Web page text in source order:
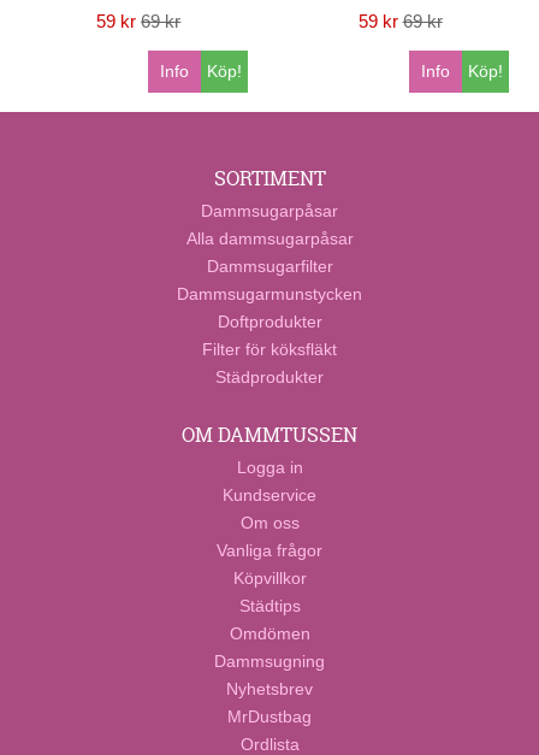
59 kr 69 kr
Köp!
Info
59 kr 69 kr
Köp!
Info
SORTIMENT
Dammsugarpåsar
Alla dammsugarpåsar
Dammsugarfilter
Dammsugarmunstycken
Doftprodukter
Filter för köksfläkt
Städprodukter
OM DAMMTUSSEN
Logga in
Kundservice
Om oss
Vanliga frågor
Köpvillkor
Städtips
Omdömen
Dammsugning
Nyhetsbrev
MrDustbag
Ordlista